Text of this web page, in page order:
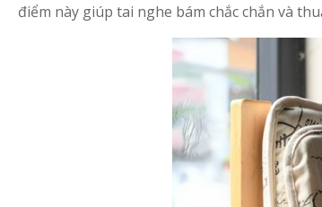
điểm này giúp tai nghe bám chắc chắn và